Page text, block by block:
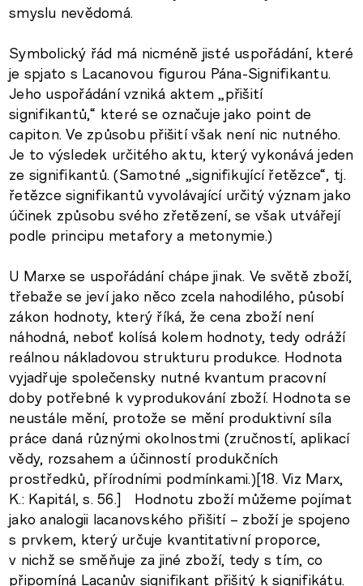
smyslu nevědomá.
Symbolický řád má nicméně jisté uspořádání, které
je spjato s Lacanovou figurou Pána-Signifikantu.
Jeho uspořádání vzniká aktem „přišití
signifikantů,“ které se označuje jako point de
capiton. Ve způsobu přišití však není nic nutného.
Je to výsledek určitého aktu, který vykonává jeden
ze signifikantů. (Samotné „signifikující řetězce“, tj.
řetězce signifikantů vyvolávající určitý význam jako
účinek způsobu svého zřetězení, se však utvářejí
podle principu metafory a metonymie.)
U Marxe se uspořádání chápe jinak. Ve světě zboží,
třebaže se jeví jako něco zcela nahodilého, působí
zákon hodnoty, který říká, že cena zboží není
náhodná, neboť kolísá kolem hodnoty, tedy odráží
reálnou nákladovou strukturu produkce. Hodnota
vyjadřuje společensky nutné kvantum pracovní
doby potřebné k vyprodukování zboží. Hodnota se
neustále mění, protože se mění produktivní síla
práce daná různými okolnostmi (zručností, aplikací
vědy, rozsahem a účinností produkčních
prostředků, přírodními podmínkami.)[18. Viz Marx,
K.: Kapitál, s. 56.] Hodnotu zboží můžeme pojímat
jako analogii lacanovského přišití – zboží je spojeno
s prvkem, který určuje kvantitativní proporce,
v nichž se směňuje za jiné zboží, tedy s tím, co
připomíná Lacanův signifikant přišitý k signifikátu.